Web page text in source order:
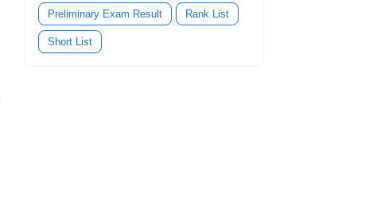
Preliminary Exam Result Rank List
Short List